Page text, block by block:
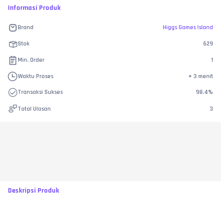
Informasi Produk
Brand Higgs Games Island
Stok 629
Min. Order 1
Waktu Proses ± 3 menit
Transaksi Sukses 98.4%
Total Ulasan 3
Deskripsi Produk